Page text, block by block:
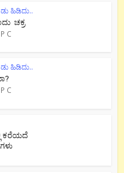
ಹಿಡಿದು..
ಚಕ್ರ
C
ಹಿಡಿದು..
C
ಕರೆಯದೆ